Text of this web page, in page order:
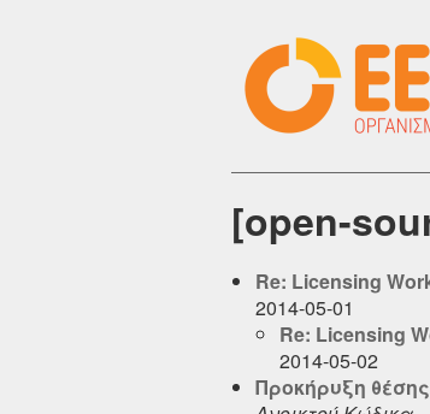
[open-
Re: Licensing
2014-05-01
Re: Licensing
2014-05-02
Προκήρυξη